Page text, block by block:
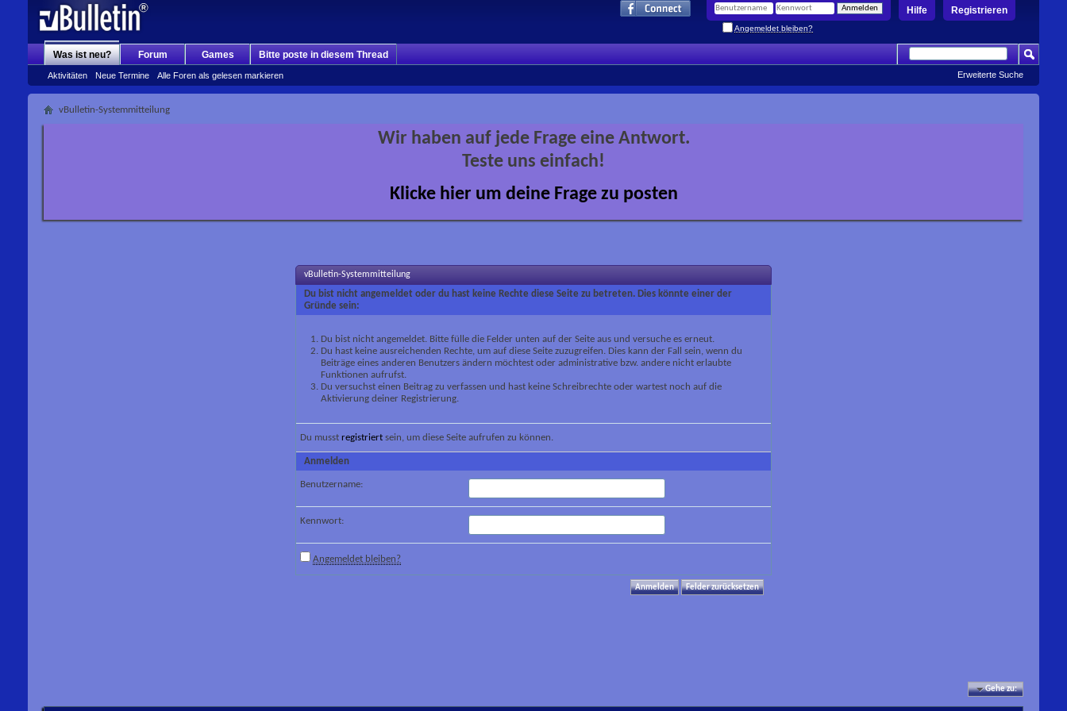
Registrieren
Hilfe
Angemeldet bleiben?
Was ist neu?
Aktivitäten Neue Termine Alle Foren als gelesen markieren
Forum Games Bitte poste in diesem Thread
Erweiterte Suche
vBulletin-Systemmitteilung
Wir haben auf jede Frage eine Antwort.
Teste uns einfach!
Klicke hier um deine Frage zu posten
vBulletin-Systemmitteilung
Du bist nicht angemeldet oder du hast keine Rechte diese Seite zu betreten. Dies könnte einer der
Gründe sein:
Du bist nicht angemeldet. Bitte fülle die Felder unten auf der Seite aus und versuche es erneut.
Du hast keine ausreichenden Rechte, um auf diese Seite zuzugreifen. Dies kann der Fall sein, wenn du
Beiträge eines anderen Benutzers ändern möchtest oder administrative bzw. andere nicht erlaubte
Funktionen aufrufst.
Du versuchst einen Beitrag zu verfassen und hast keine Schreibrechte oder wartest noch auf die
Aktivierung deiner Registrierung.
Du musst registriert sein, um diese Seite aufrufen zu können.
Anmelden
Benutzername:
Kennwort:
Angemeldet bleiben?
Gehe zu: